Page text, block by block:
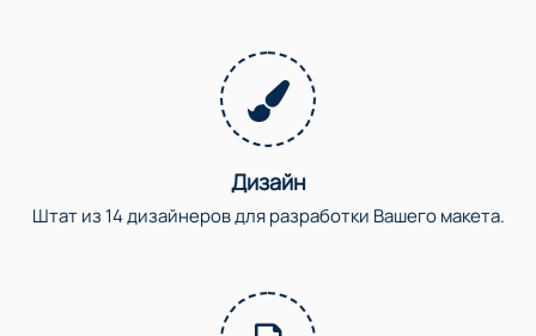
Дизайн
Штат из 14 дизайнеров для разработки Вашего макета.